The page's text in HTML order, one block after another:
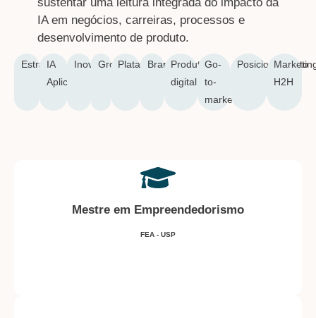
IA em negócios, carreiras, processos e
desenvolvimento de produto.
Estratégia
IA
Aplicada
InovaçãoGrowthPlataformas
BrandingProduto
digital
Go-
to-
market
Posicionamento
H2H
Mestre em Empreendedorismo
FEA - USP